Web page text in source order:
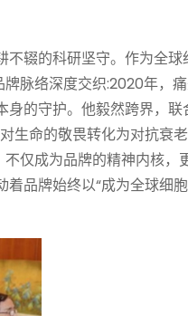
辍的科研坚守。作为全
脉络深度交织:2020年，
的守护。他毅然跨界，
命的敬畏转化为对抗衰老
仅成为品牌的精神内核，
品牌始终以“成为全球细